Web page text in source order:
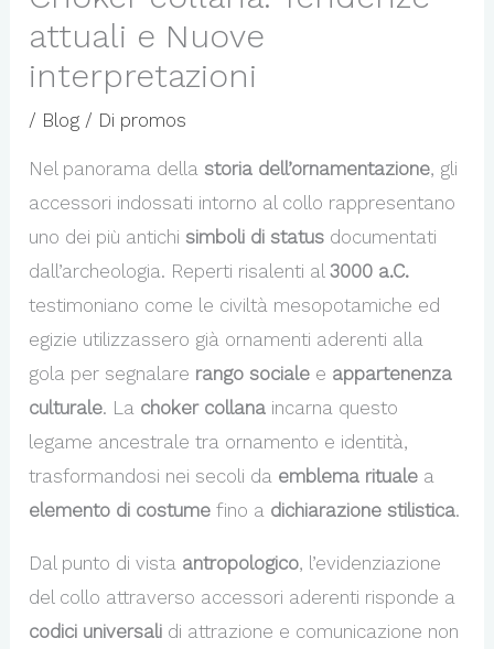
attuali e Nuove
interpretazioni
/ Blog / Di promos
Nel panorama dellastoria dell’ornamentazione, gli
accessori indossati intorno al collo rappresentano
uno dei più antichisimboli di status documentati
dall’archeologia. Reperti risalenti al3000 a.C.
testimoniano come le civiltà mesopotamiche ed
egizie utilizzassero già ornamenti aderenti alla
gola per segnalare rango sociale e appartenenza
culturale. La choker collana incarna questo
legame ancestrale tra ornamento e identità,
trasformandosi nei secoli da emblema rituale a
elemento di costume fino a dichiarazione stilistica.
Dal punto di vista antropologico, l’evidenziazione
del collo attraverso accessori aderenti risponde a
codici universali di attrazione e comunicazione non